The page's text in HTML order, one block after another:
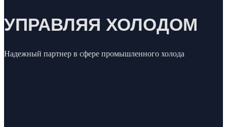
УПРАВЛЯЯ ХОЛОДОМ
Надежный партнер в сфере промышленного холода